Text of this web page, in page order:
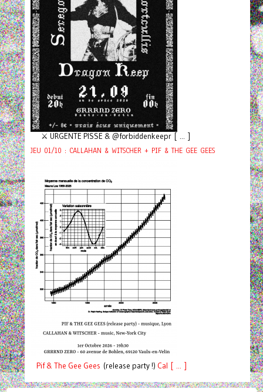
⚔️ URGENTE PISSE & @forbiddenkeepr [ ... ]
JEU 01/10 : CALLAHAN & WITSCHER + PIF & THE GEE GEES
Pif& The Gee Gees (release party !) Cal [ ... ]